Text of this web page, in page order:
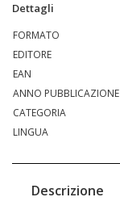
Dettagli
FORMATO
EDITORE
EAN
ANNO PUBBLICAZIONE
CATEGORIA
LINGUA
Descrizione